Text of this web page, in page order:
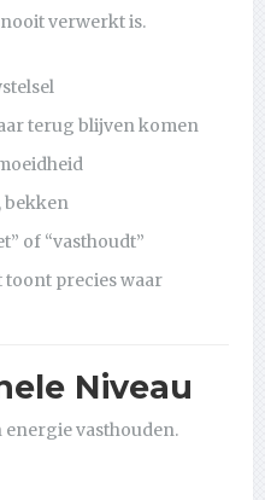
verwerkt is.
terug blijven komen
bekken
of “vasthoudt”
precies waar
Niveau
vasthouden.